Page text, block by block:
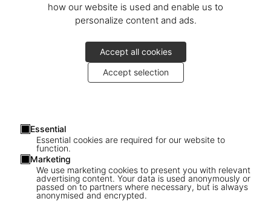
how our website is used and enable us to
personalize content and ads.
Accept all cookies
Accept selection
Essential
Essential cookies are required for our website to
function.
Marketing
We use marketing cookies to present you with relevant
advertising content. Your data is used anonymously or
passed on to partners where necessary, but is always
anonymised and encrypted.
1 /